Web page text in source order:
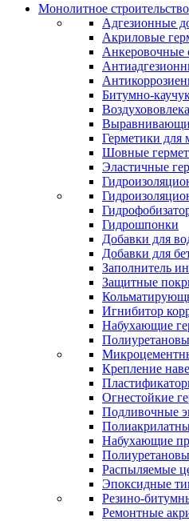
Монолитное строительство
Адгезионные
Акриловые
Анкеровочные
Битумно-
Герметики для
Шовные
Эластичные
Гидрошпонки
Добавки для
Добавки для
Заполнитель
Защитные
Игнибитор
Набухающие
Крепление
Огнестойкие
Подливочные
Набухающие
Распыляемые
Эпоксидные
Резино-
Ремонтные